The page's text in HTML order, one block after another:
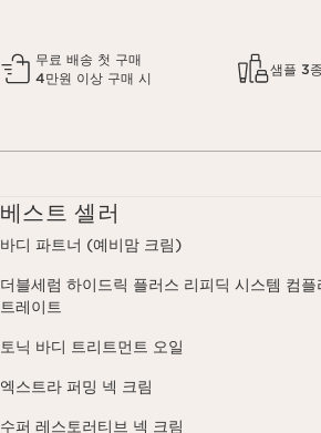
무료 배송 첫 구매
4만원 이상 구매 시
샘플 3
베스트 셀러
바디 파트너 (예비맘 크림)
더블세럼 하이드릭 플러스 리피딕 시스템 컴
트레이트
토닉 바디 트리트먼트 오일
엑스트라 퍼밍 넥 크림
수퍼 레스토러티브 넥 크림